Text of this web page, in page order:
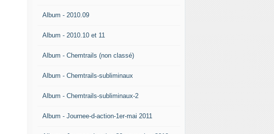
Album - 2010.09
Album - 2010.10 et 11
Album - Chemtrails (non classé)
Album - Chemtrails-subliminaux
Album - Chemtrails-subliminaux-2
Album - Journee-d-action-1er-mai 2011